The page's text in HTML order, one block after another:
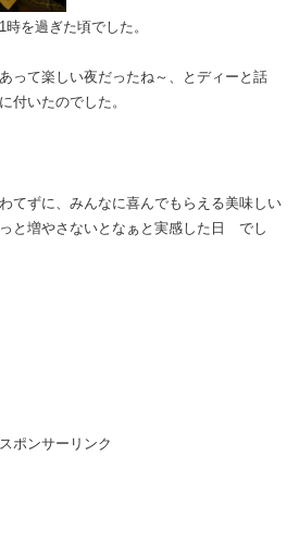
を過ぎた頃でした。
って楽しい夜だったね～、とディーと話
付いたのでした。
てずに、みんなに喜んでもらえる美味しい
と増やさないとなぁと実感した日 でし
スポンサーリンク